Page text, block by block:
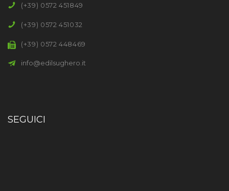
(+39) 0572 451849
(+39) 0572 451032
(+39) 0572 448469
info@edilsughero.it
SEGUICI